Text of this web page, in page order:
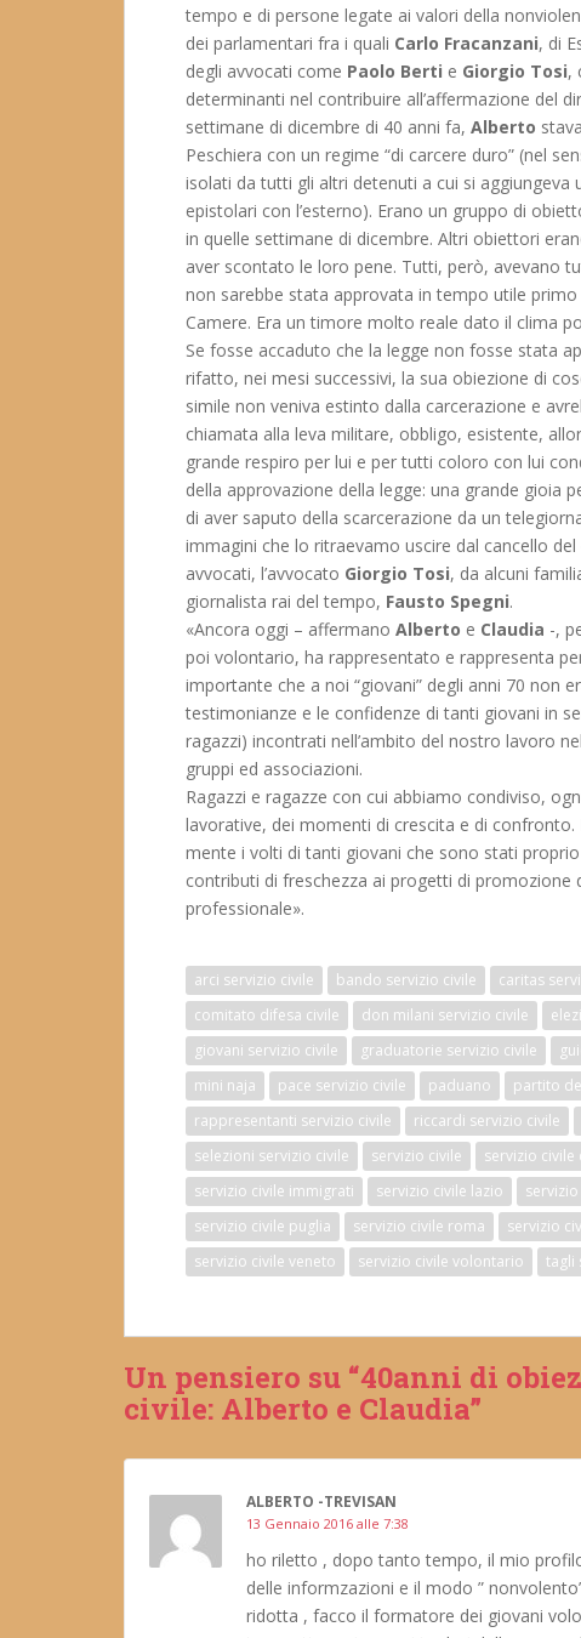
tempo e di persone legate ai valori della
dei parlamentari fra i quali Carlo Fracanzani, di
degli avvocati come Paolo Berti e Giorgio Tosi,
determinanti nel contribuire all’affermazione del
settimane di dicembre di 40 anni fa, Alberto
Peschiera con un regime “di carcere duro” (nel
isolati da tutti gli altri detenuti a cui si
epistolari con l’esterno). Erano un gruppo di
in quelle settimane di dicembre. Altri obiettori
aver scontato le loro pene. Tutti, però, avevano
non sarebbe stata approvata in tempo utile
Camere. Era un timore molto reale dato il clima
Se fosse accaduto che la legge non fosse stata
rifatto, nei mesi successivi, la sua obiezione di
simile non veniva estinto dalla carcerazione e
chiamata alla leva militare, obbligo, esistente,
grande respiro per lui e per tutti coloro con lui
della approvazione della legge: una grande gioia
di aver saputo della scarcerazione da un
immagini che lo ritraevamo uscire dal cancello
avvocati, l’avvocato Giorgio Tosi, da alcuni
giornalista rai del tempo, Fausto Spegni.
«Ancora oggi – affermano Alberto e Claudia -,
poi volontario, ha rappresentato e rappresenta
importante che a noi “giovani” degli anni 70 non
testimonianze e le confidenze di tanti giovani in
ragazzi) incontrati nell’ambito del nostro lavoro
gruppi ed associazioni.
Ragazzi e ragazze con cui abbiamo condiviso,
lavorative, dei momenti di crescita e di
mente i volti di tanti giovani che sono stati
contributi di freschezza ai progetti di
professionale».
arci servizio civile bando servizio civile caritas
comitato difesa civile
don milani servizio civile
giovani servizio civile
graduatorie servizio civile
mini naja
pace servizio civile paduano partito
rappresentanti servizio civile
riccardi servizio civile
selezioni servizio civile
servizio civile servizio civile
servizio civile immigrati
servizio civile lazio
servizio civile puglia
servizio civile roma servizio
servizio civile veneto
servizio civile volontario tagli
Un pensiero su “40anni di
civile: Alberto e Claudia”
ALBERTO -TREVISAN
13 Gennaio 2016 alle 7:38
ho riletto , dopo tanto tempo, il mio
delle informzazioni e il modo ”
ridotta , facco il formatore dei giovani